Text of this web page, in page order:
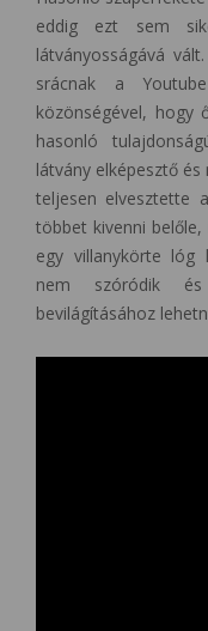
eddig ezt sem
látványosságává
srácnak a
közönségével,
hasonló
látvány elképesztő
teljesen elvesztette
többet kivenni
egy villanykörte lóg
nem szóródik
bevilágításához